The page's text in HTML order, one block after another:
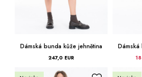
Dámská bunda kůže jehnětina
247,0 EUR
Dámská